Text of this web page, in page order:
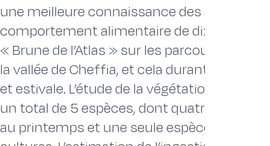
une meilleure connaissance des activités
comportement alimentaire de dix vêles de
« Brune de l’Atlas » sur les parcours
la vallée de Cheffia, et cela durant la
et estivale. L’étude de la végétation a
un total de 5 espèces, dont quatre sur la
au printemps et une seule espèce pour les